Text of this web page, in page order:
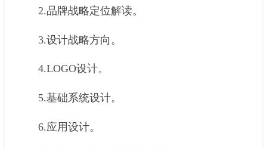
2.品牌战略定位解读。
3.设计战略方向。
4.LOGO设计。
5.基础系统设计。
6.应用设计。